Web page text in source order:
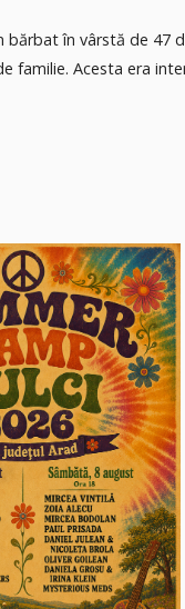
bărbat în vârstă de 47
familie. Acesta era